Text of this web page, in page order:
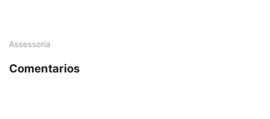
Assessoria
Comentarios